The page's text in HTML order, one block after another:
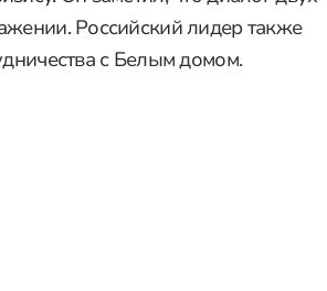
Российский лидер также
с Белым домом.